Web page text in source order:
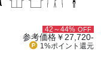
42～44% OFF
参考価格￥27,720-
1%ポイント 還元